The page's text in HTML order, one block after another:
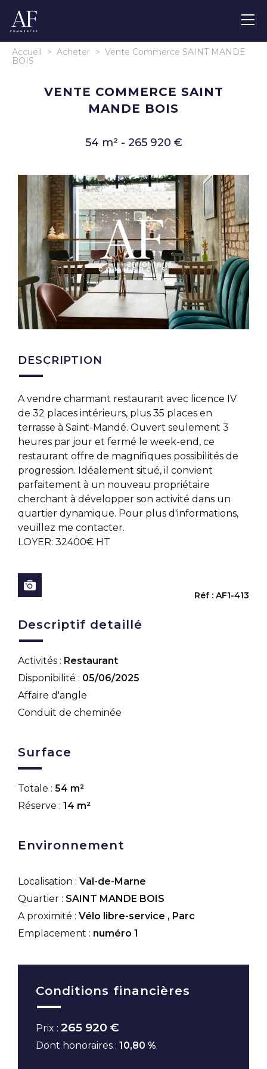
Accueil > Acheter > Vente Commerce SAINT MANDE
BOIS
VENTE COMMERCE SAINT
MANDE BOIS
54 m² - 265 920 €
DESCRIPTION
A vendre charmant restaurant avec licence IV
de 32 places intérieurs, plus 35 places en
terrasse à Saint-Mandé. Ouvert seulement 3
heures par jour et fermé le week-end, ce
restaurant offre de magnifiques possibilités de
progression. Idéalement situé, il convient
parfaitement à un nouveau propriétaire
cherchant à développer son activité dans un
quartier dynamique. Pour plus d'informations,
veuillez me contacter.
LOYER: 32400€ HT
Réf : AF1-413
Descriptif detaillé
Activités : Restaurant
Disponibilité : 05/06/2025
Affaire d'angle
Conduit de cheminée
Surface
Totale : 54 m²
Réserve : 14 m²
Environnement
Localisation : Val-de-Marne
Quartier : SAINT MANDE BOIS
A proximité : Vélo libre-service , Parc
Emplacement : numéro 1
Conditions financières
Prix : 265 920 €
Dont honoraires : 10,80 %